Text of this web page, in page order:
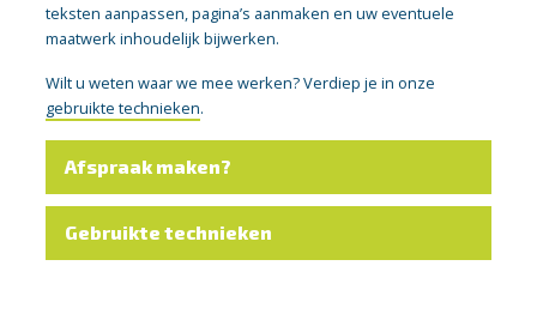
teksten aanpassen, pagina’s aanmaken en uw eventuele
maatwerk inhoudelijk bijwerken.
Wilt u weten waar we mee werken? Verdiep je in onze
gebruikte technieken.
Afspraak maken?
Gebruikte technieken